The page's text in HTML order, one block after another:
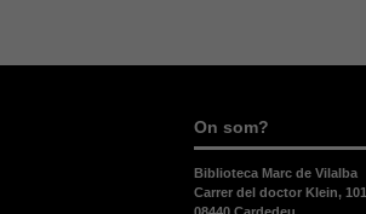
On som?
Biblioteca Marc de Vilalba
Carrer del doctor Klein, 101